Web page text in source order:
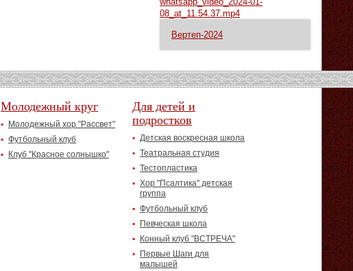
08_at_11.54.37.mp4
Вертеп-2024
Молодежный круг
Молодежный хор "Рассвет"
Футбольный клуб
Клуб "Красное солнышко"
Для детей и
подростков
Детская воскресная школа
Театральная студия
Тестопластика
Хор "Псалтика" детская
группа
Футбольный клуб
Певческая школа
Конный клуб "ВСТРЕЧА"
Первые Шаги для
малышей